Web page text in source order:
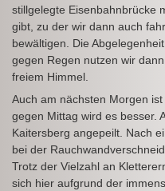
stillgelegte Eisenbahnbrücke
gibt, zu der wir dann auch
bewältigen. Die
gegen Regen nutzen wir
freiem Himmel.
Auch am nächsten Morgen
gegen Mittag wird es besser.
Kaitersberg angepeilt. Nach
bei der
Trotz der Vielzahl an
sich hier aufgrund der